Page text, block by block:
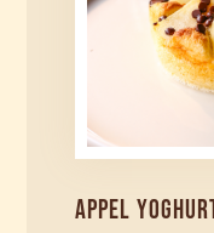
APPEL